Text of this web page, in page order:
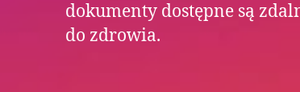
dokumenty dostępne są
do zdrowia.